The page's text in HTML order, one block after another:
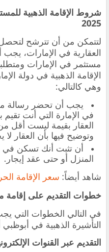
شروط الإقامة الذهبية
2025
‏لتتمكن من أن تترشح
العقارية في الإمارات،
مستثمر في الإمارات
الإقامة الذهبية في دولة
وهي كالتالي:
‏يجب أن تحضر رسالة
في الإمارة التي أنت
وتوضيح فيها بأن العقار
‏أن تثبت أنك تسكن في
المنزل أو حتى عقد إيجار.
شاهد أيضاً: سعر الإقامة
خطوات التقديم على إقامة
‏في التالي الخطوات التي
التأشيرة الذهبية في
التقديم عبر القنوات